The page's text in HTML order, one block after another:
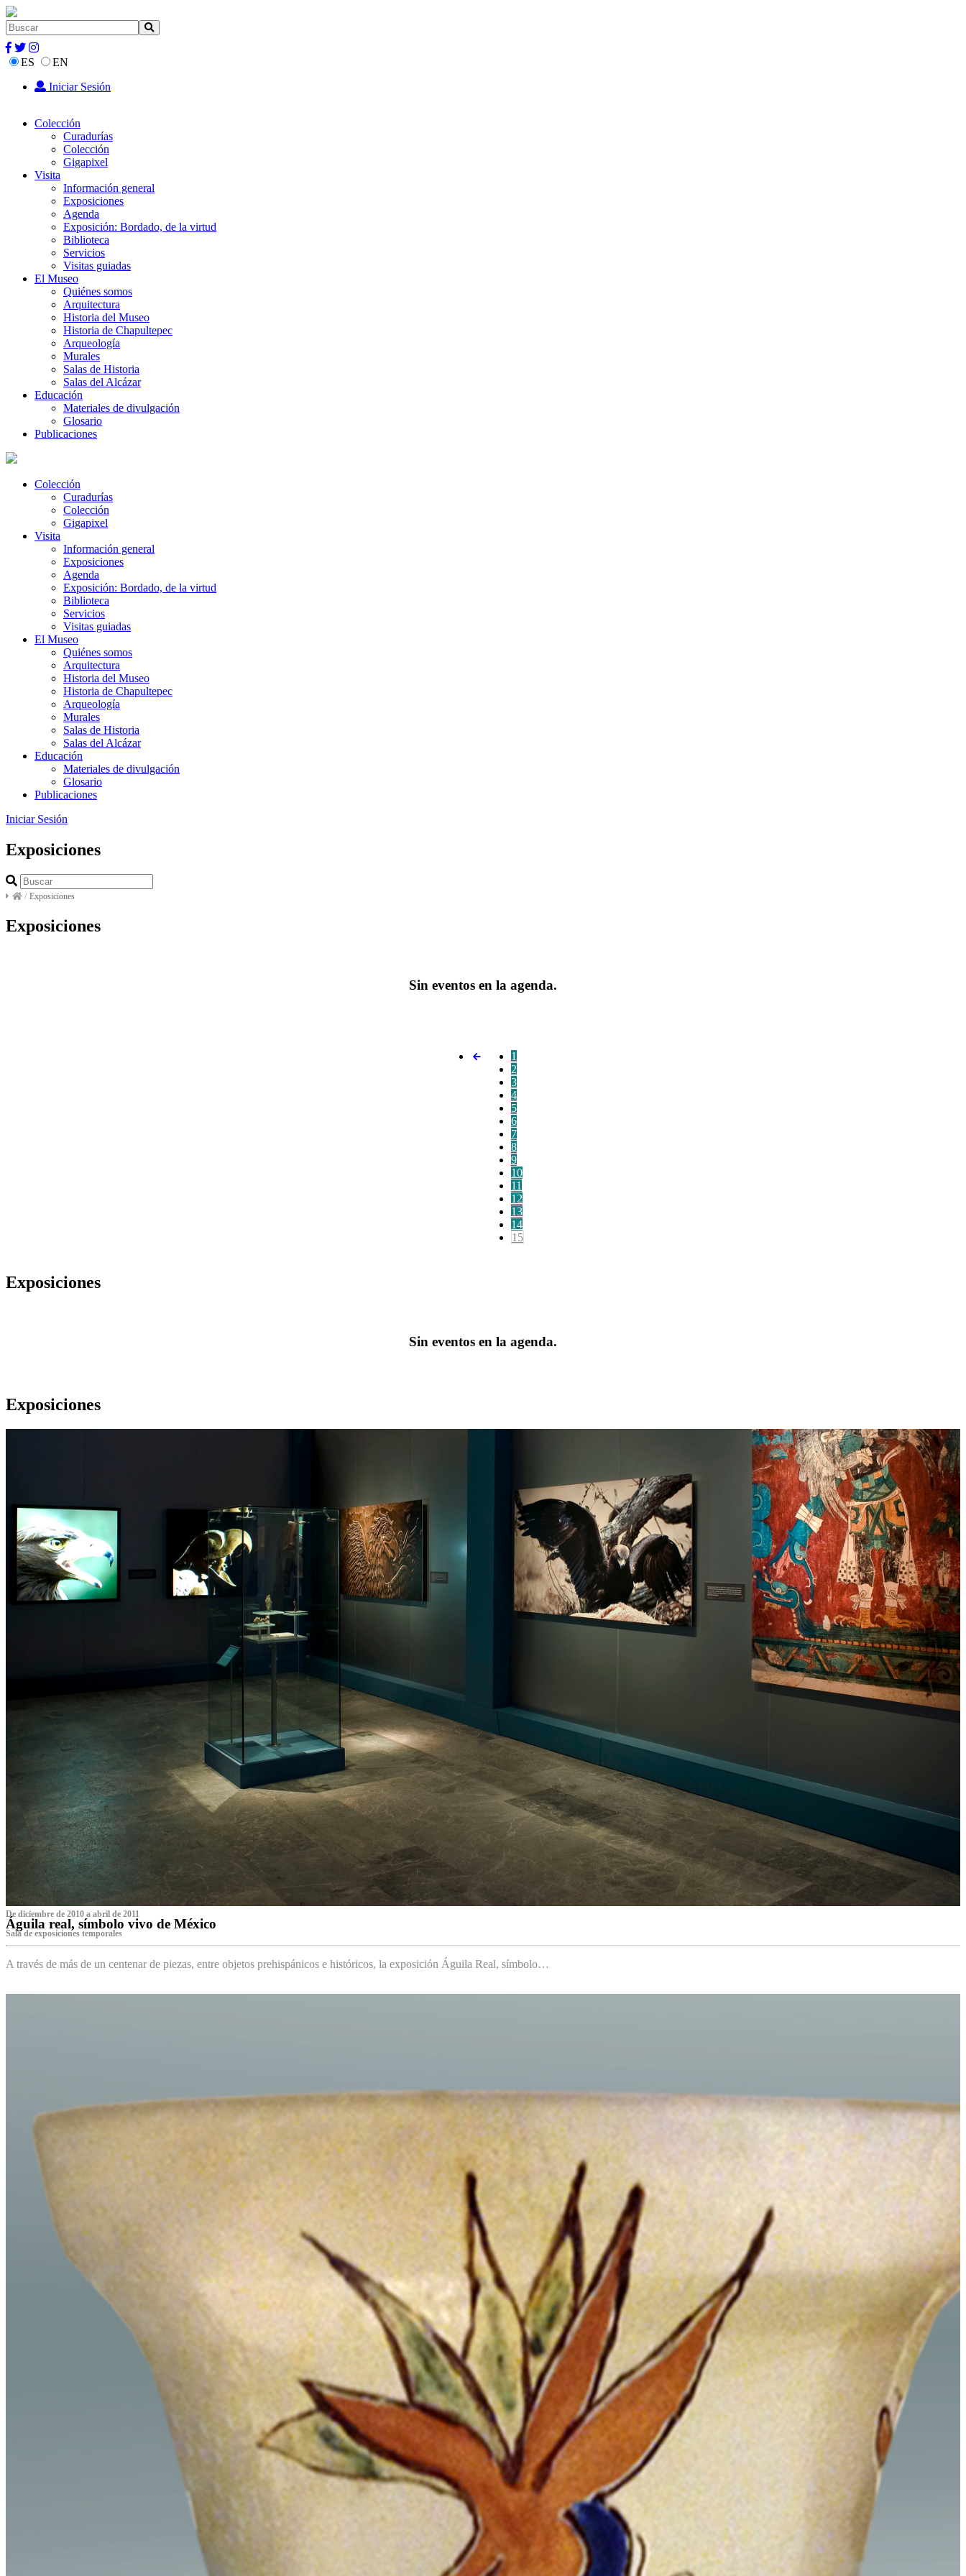
ES
EN
Iniciar Sesión
Colección
Curadurías
Colección
Gigapixel
Visita
Información general
Exposiciones
Agenda
Exposición: Bordado, de la virtud
Biblioteca
Servicios
Visitas guiadas
El Museo
Quiénes somos
Arquitectura
Historia del Museo
Historia de Chapultepec
Arqueología
Murales
Salas de Historia
Salas del Alcázar
Educación
Materiales de divulgación
Glosario
Publicaciones
Colección
Curadurías
Colección
Gigapixel
Visita
Información general
Exposiciones
Agenda
Exposición: Bordado, de la virtud
Biblioteca
Servicios
Visitas guiadas
El Museo
Quiénes somos
Arquitectura
Historia del Museo
Historia de Chapultepec
Arqueología
Murales
Salas de Historia
Salas del Alcázar
Educación
Materiales de divulgación
Glosario
Publicaciones
Iniciar Sesión
Exposiciones
/ Exposiciones
Exposiciones
Sin eventos en la agenda.
1
2
3
4
5
6
7
8
9
10
11
12
13
14
15
Exposiciones
Sin eventos en la agenda.
Exposiciones
De diciembre de 2010 a abril de 2011
Águila real, símbolo vivo de México
Sala de exposiciones temporales
A través de más de un centenar de piezas, entre objetos prehispánicos e históricos, la exposición Águila Real, símbolo…